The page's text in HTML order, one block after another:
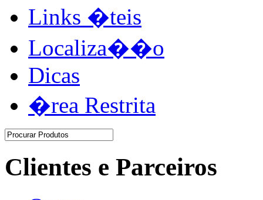
Links �teis
Localiza��o
Dicas
�rea Restrita
Clientes e Parceiros